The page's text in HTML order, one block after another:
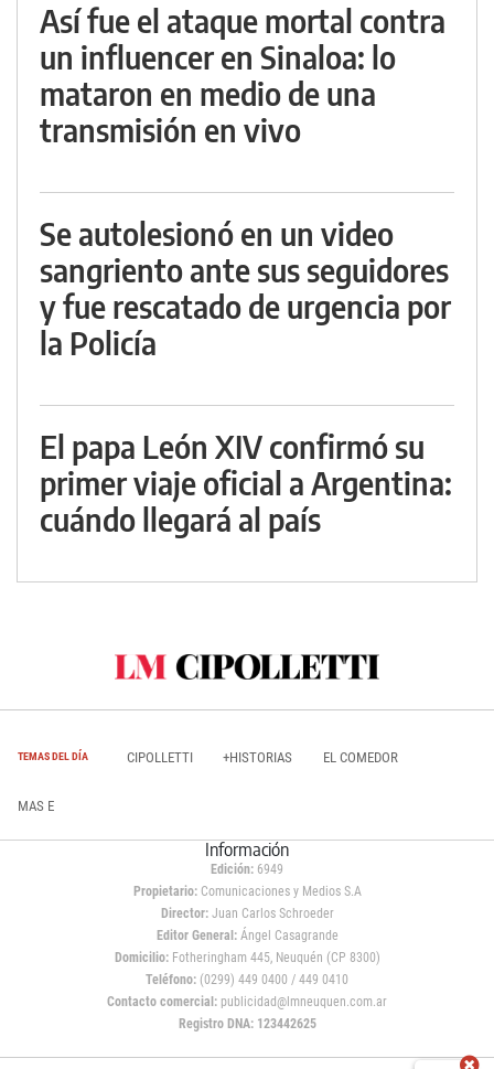
Así fue el ataque mortal contra
un influencer en Sinaloa: lo
mataron en medio de una
transmisión en vivo
Se autolesionó en un video
sangriento ante sus seguidores
y fue rescatado de urgencia por
la Policía
El papa León XIV confirmó su
primer viaje oficial a Argentina:
cuándo llegará al país
TEMAS DEL DÍA CIPOLLETTI +HISTORIAS EL COMEDOR
MAS E
Información
Edición: 6949
Propietario:Comunicaciones y Medios S.A
Director: Juan Carlos Schroeder
Editor General:Ángel Casagrande
Domicilio:Fotheringham 445, Neuquén (CP 8300)
Teléfono: (0299) 449 0400 / 449 0410
Contacto comercial: publicidad@lmneuquen.com.ar
Registro DNA: 123442625